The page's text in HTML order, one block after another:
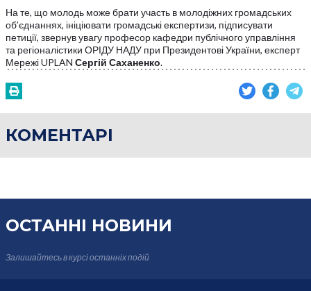
На те, що молодь може брати участь в молодіжних громадських
об’єднаннях, ініціювати громадські експертизи, підписувати
петиції, звернув увагу професор кафедри публічного управління
та регіоналістики ОРІДУ НАДУ при Президентові України, експерт
Мережі UPLAN Сергій Саханенко.
КОМЕНТАРІ
ОСТАННІ НОВИНИ
Залишайтесь в курсіостанніх подій